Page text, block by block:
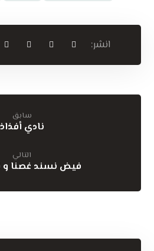
سابق
نادي أفذاذ
التالي
فيض نسند غصنا و